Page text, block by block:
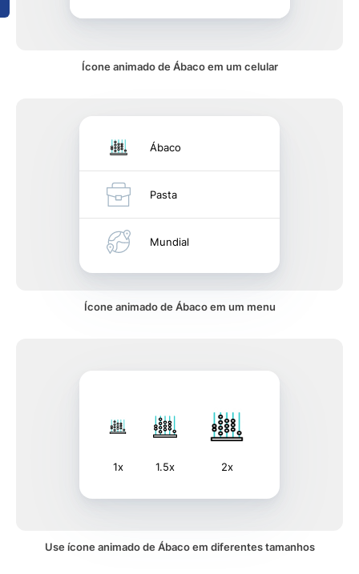
Ícone animado de Ábaco em um celular
Ábaco
Pasta
Mundial
Ícone animado de Ábaco em um menu
1x 1.5x 2x
Use ícone animado de Ábaco em diferentes tamanhos